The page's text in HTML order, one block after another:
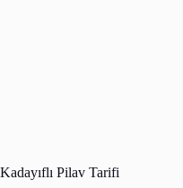
Kadayıflı Pilav Tarifi